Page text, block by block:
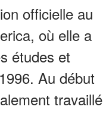
officielle au
où elle a
études et
Au début
travaillé